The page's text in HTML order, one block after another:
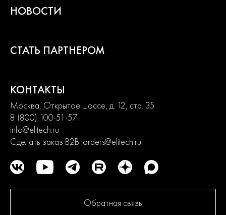
НОВОСТИ
СТАТЬ ПАРТНЕРОМ
КОНТАКТЫ
Москва, Открытое шоссе, д. 12, стр. 35
8 (800) 100-51-57
info@elitech.ru
Сделать заказ B2B: orders@elitech.ru
Обратная связь